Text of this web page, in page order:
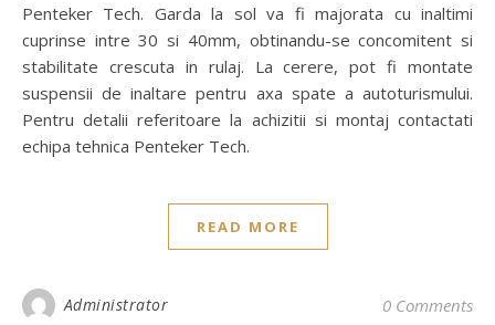
Penteker Tech. Garda la sol va fi majorata cu inaltimi
cuprinse intre 30 si 40mm, obtinandu-se concomitent si
stabilitate crescuta in rulaj. La cerere, pot fi montate
suspensii de inaltare pentru axa spate a autoturismului.
Pentru detalii referitoare la achizitii si montaj contactati
echipa tehnica Penteker Tech.
READ MORE
Administrator 0 Comments